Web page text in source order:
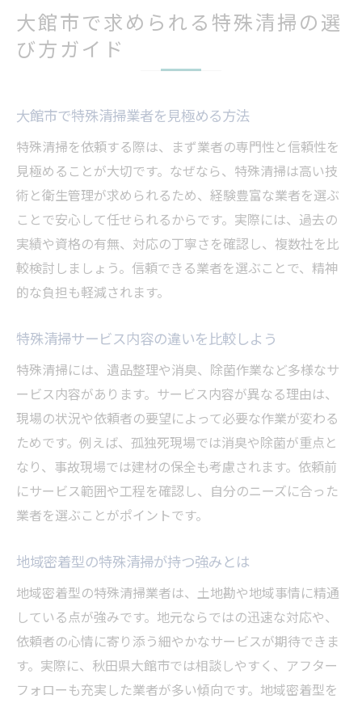
大館市で求められる特殊清掃の選
び方ガイド
大館市で特殊清掃業者を見極める方法
特殊清掃を依頼する際は、まず業者の専門性と信頼性を
見極めることが大切です。なぜなら、特殊清掃は高い技
術と衛生管理が求められるため、経験豊富な業者を選ぶ
ことで安心して任せられるからです。実際には、過去の
実績や資格の有無、対応の丁寧さを確認し、複数社を比
較検討しましょう。信頼できる業者を選ぶことで、精神
的な負担も軽減されます。
特殊清掃サービス内容の違いを比較しよう
特殊清掃には、遺品整理や消臭、除菌作業など多様なサ
ービス内容があります。サービス内容が異なる理由は、
現場の状況や依頼者の要望によって必要な作業が変わる
ためです。例えば、孤独死現場では消臭や除菌が重点と
なり、事故現場では建材の保全も考慮されます。依頼前
にサービス範囲や工程を確認し、自分のニーズに合った
業者を選ぶことがポイントです。
地域密着型の特殊清掃が持つ強みとは
地域密着型の特殊清掃業者は、土地勘や地域事情に精通
している点が強みです。地元ならではの迅速な対応や、
依頼者の心情に寄り添う細やかなサービスが期待できま
す。実際に、秋田県大館市では相談しやすく、アフター
フォローも充実した業者が多い傾向です。地域密着型を